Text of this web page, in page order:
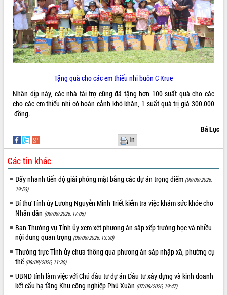
Bí thư Tỉnh ủy Lương Nguyễn Minh
Triết thăm, tặng quà người có công với
cách mạng
Rà soát, hoàn thiện hệ thống thiết chế
văn hóa, thể thao đáp ứng yêu cầu
phát triển mới
mặt Đoàn chuyên gia y tế TP. Hồ Chí
Minh
Lễ truy điệu và an táng hài cốt liệt sĩ
tại Nghĩa trang Liệt sĩ xã Sơn Hòa
xuất khẩu sầu riêng và triển khai quy
định EUDR
Thứ trưởng Bộ Nông nghiệp và Môi
trường Nguyễn Hoàng Hiệp khảo sát
vùng trồng và doanh nghiệp đóng gói
sầu riêng tại Đắk Lắk
Trình diễn nghệ thuật chế biến các
món ăn từ sầu riêng
Đắk Lắk công bố Quy hoạch và xúc
tiến đầu tư tỉnh
Ngành cá ngừ Đắk Lắk chủ động thích
ứng để giữ vững thị trường xuất khẩu
Diễn đàn Kinh tế tư nhân Việt Nam đột
phá cơ chế - Hợp tác công tư
LIÊN KẾT WEB
THỐNG KÊ TRUY CẬP
Hôm nay: 26900
Tất cả:
66112568
Tặng quà cho các em thiếu nhi buôn C Krue
Nhân dịp này, các nhà tài trợ cũng đã tặng hơn 100 suất quà cho các
cho các em thiếu nhi có hoàn cảnh khó khăn, 1 suất quà trị giá 300.000
đồng.
Bá Lục
In
Các tin khác
Đẩy nhanh tiến độ giải phóng mặt bằng các dự án trọng điểm (08/08/2026,
19:53)
Bí thư Tỉnh ủy Lương Nguyễn Minh Triết kiểm tra việc khám sức khỏe cho
Nhân dân (08/08/2026, 17:05)
Ban Thường vụ Tỉnh ủy xem xét phương án sắp xếp trường học và nhiều
nội dung quan trọng (08/08/2026, 13:30)
Thường trực Tỉnh ủy chưa thông qua phương án sáp nhập xã, phường cụ
thể (08/08/2026, 11:30)
UBND tỉnh làm việc với Chủ đầu tư dự án Đầu tư xây dựng và kinh doanh
kết cấu hạ tầng Khu công nghiệp Phú Xuân (07/08/2026, 19:47)